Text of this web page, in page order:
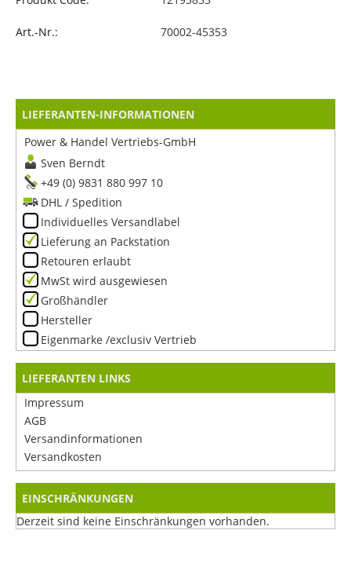
Art.-Nr.: 70002-45353
LIEFERANTEN-INFORMATIONEN
Power & Handel Vertriebs-GmbH
Sven Berndt
+49 (0) 9831 880 997 10
DHL / Spedition
Individuelles Versandlabel
Lieferung an Packstation
Retouren erlaubt
MwSt wird ausgewiesen
Großhändler
Hersteller
Eigenmarke /exclusiv Vertrieb
LIEFERANTEN LINKS
Impressum
AGB
Versandinformationen
Versandkosten
EINSCHRÄNKUNGEN
Derzeit sind keine Einschränkungen vorhanden.